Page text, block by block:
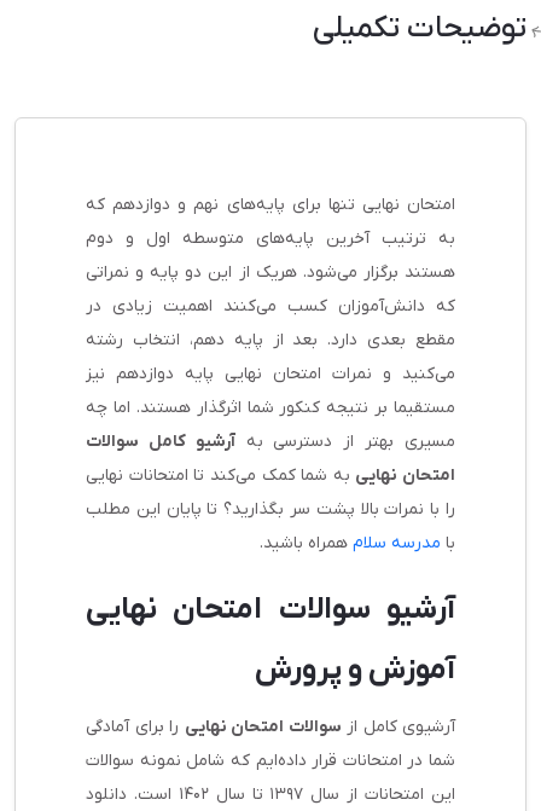
توضیحات تکمیلی
امتحان نهایی تنها برای پایه‌های نهم و دوازدهم که
به ترتیب آخرین پایه‌های متوسطه اول و دوم
هستند برگزار می‌شود. هریک از این دو پایه و نمراتی
که دانش‌آموزان کسب می‌کنند اهمیت زیادی در
مقطع بعدی دارد. بعد از پایه دهم، انتخاب رشته
می‌کنید و نمرات امتحان نهایی پایه دوازدهم نیز
مستقیما بر نتیجه کنکور شما اثرگذار هستند. اما چه
مسیری بهتر از دسترسی بهآرشیو کامل سوالات
امتحان نهایی به شما کمک می‌کند تا امتحانات نهایی
را با نمرات بالا پشت سر بگذارید؟ تا پایان این مطلب
با مدرسه سلام همراه باشید.
آرشیو سوالات امتحان نهایی
آموزش و پرورش
آرشیوی کامل از سوالات امتحان نهایی را برای آمادگی
شما در امتحانات قرار داده‌ایم که شامل نمونه سوالات
این امتحانات از سال ۱۳۹۷ تا سال ۱۴۰۲ است. دانلود